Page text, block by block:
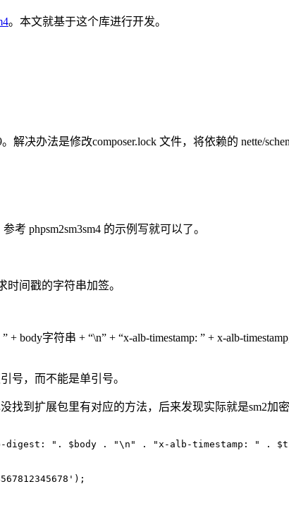
。本文就基于这个库进行开发。
解决办法是修改composer.lock 文件，将依赖的 nette/
考 phpsm2sm3sm4 的示例写就可以了。
间戳的字符串加签。
body字符串 + “\n” + “x-alb-timestamp: ” + x-alb-
号，而不能是单引号。
找到扩展包里有对应的方法，后来发现实际就是sm2加密
". $body . "\n" . "x-alb-timestamp: " .